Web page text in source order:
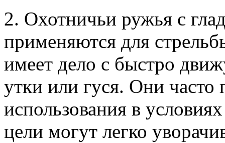
2. Охотничьи ружья с
применяются для
имеет дело с быстро
утки или гуся. Они часто
использования в
цели могут легко